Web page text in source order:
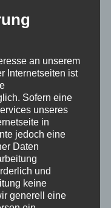
an unserem
Internetseiten ist
Sofern eine
unseres
in
jedoch eine
Daten
und
keine
generell eine